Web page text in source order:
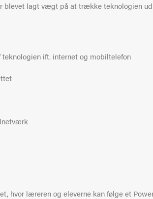
blevet lagt vægt på at trække teknologien
ift. internet og mobiltelefon
hvor læreren og eleverne kan følge et